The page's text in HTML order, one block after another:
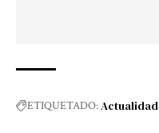
ETIQUETADO:Actualidad